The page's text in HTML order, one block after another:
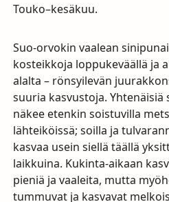
Touko–kesäkuu.
Suo-orvokin vaalean
kosteikkoja loppukeväällä ja
alalta – rönsyilevän
suuria kasvustoja.
näkee etenkin soistuvilla
lähteiköissä; soilla ja
kasvaa usein siellä täällä
laikkuina. Kukinta-aikaan
pieniä ja vaaleita, mutta
tummuvat ja kasvavat